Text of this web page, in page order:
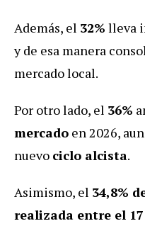
Además, el 32% lleva
y de esa manera
mercado local.
Por otro lado, el 36%
mercado en 2026,
nuevo ciclo alcista.
Asimismo, el 34,8%
realizada entre el